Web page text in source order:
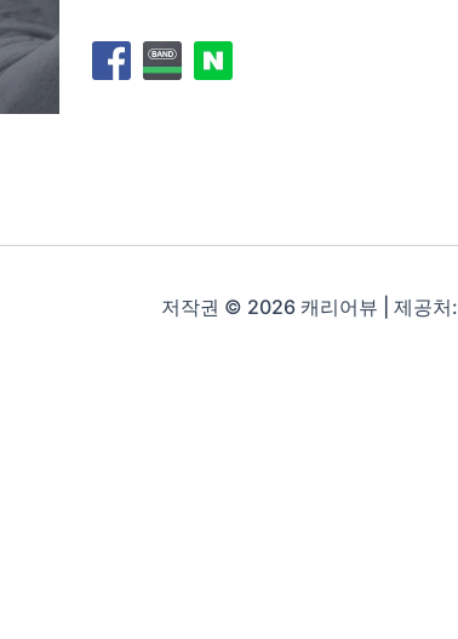
저작권 © 2026 캐리어뷰 | 제공처: